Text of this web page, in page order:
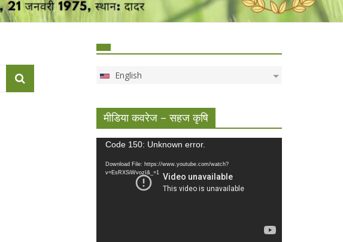
English
मीडिया कवरेज – सहज कृषि
Video
Code 150: Unknown error.
Download File: https://www.youtube.com/watch?
v=EsRXSiWvozI&_=1